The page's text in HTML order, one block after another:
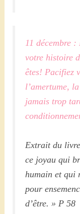
11 décembre
votre histoire
êtes! Pacifiez
l’amertume,
jamais trop
Extrait du
ce joyau qui
humain et qui
pour
d’être. » P 58